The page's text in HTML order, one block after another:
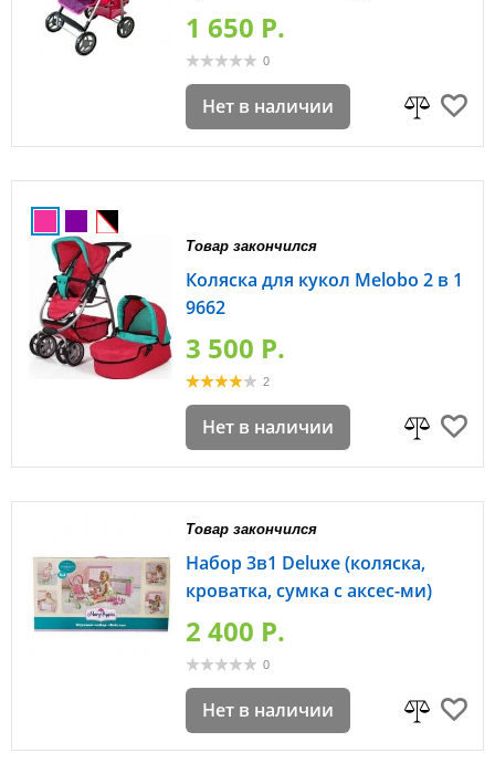
1 650 P.
0
Нет в наличии
Товар закончился
Коляска для кукол Melobo 2 в 1
9662
3 500 P.
2
Нет в наличии
Товар закончился
Набор 3в1 Deluхe (коляска,
кроватка, сумка с аксес-ми)
2 400 P.
0
Нет в наличии